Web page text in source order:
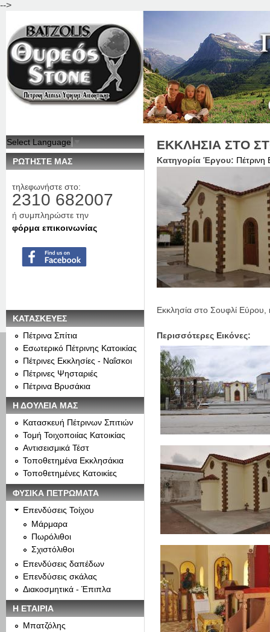
-->
ΕΚΚΛΗΣΙΑ ΣΤΟ
Κατηγορία Έργου: Πέτρινη
Εκκλησία στο Σουφλί
Περισσότερες Εικόνες:
Select Language▼
ΡΩΤΗΣΤΕ ΜΑΣ
τηλεφωνήστε στο:
2310 682007
ή συμπληρώστε την
φόρμα επικοινωνίας
ΚΑΤΑΣΚΕΥΕΣ
Πέτρινα Σπίτια
Εσωτερικό Πέτρινης Κατοικίας
Πέτρινες Εκκλησίες - Ναΐσκοι
Πέτρινες Ψησταριές
Πέτρινα Βρυσάκια
Η ΔΟΥΛΕΙΑ ΜΑΣ
Κατασκευή Πέτρινων Σπιτιών
Τομή Τοιχοποιίας Κατοικίας
Αντισεισμικά Τέστ
Τοποθετημένα Εκκλησάκια
Τοποθετημένες Κατοικίες
ΦΥΣΙΚΑ ΠΕΤΡΩΜΑΤΑ
Επενδύσεις Τοίχου
Μάρμαρα
Πωρόλιθοι
Σχιστόλιθοι
Επενδύσεις δαπέδων
Επενδύσεις σκάλας
Διακοσμητικά - Έπιπλα
Η ΕΤΑΙΡΙΑ
Μπατζόλης